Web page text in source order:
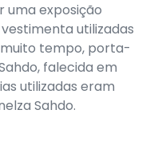
uma exposição
utilizadas
tempo, porta-
falecida em
utilizadas eram
Sahdo.